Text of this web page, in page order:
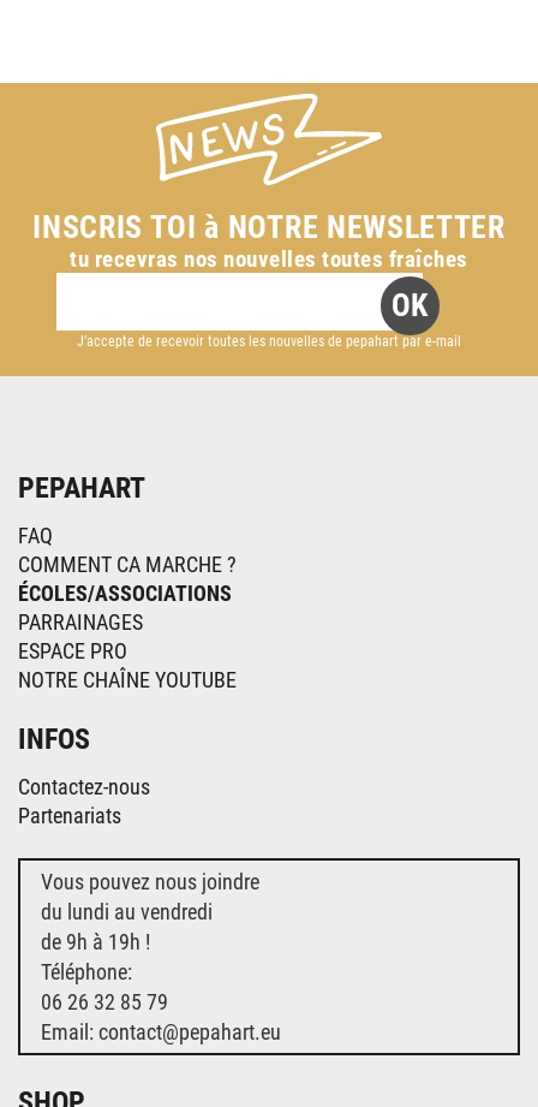
INSCRIS TOI à NOTRE NEWSLETTER
tu recevras nos nouvelles toutes fraîches
J’accepte de recevoir toutes les nouvelles de pepahart par e-mail
PEPAHART
FAQ
COMMENT CA MARCHE ?
ÉCOLES/ASSOCIATIONS
PARRAINAGES
ESPACE PRO
NOTRE CHAÎNE YOUTUBE
INFOS
Contactez-nous
Partenariats
Vous pouvez nous joindre
du lundi au vendredi
de 9h à 19h !
Téléphone:
06 26 32 85 79
Email: contact@pepahart.eu